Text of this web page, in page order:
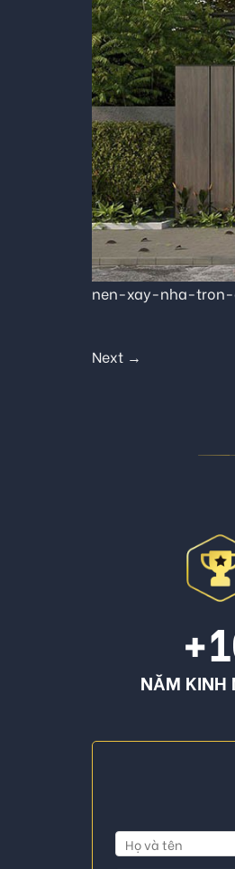
nen-xay-nha-
Next →
NĂM KINH